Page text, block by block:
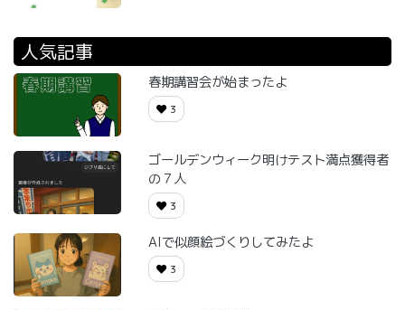
人気記事
春期講習会が始まったよ
3
ゴールデンウィーク明けテスト満点獲得者
の７人
3
AIで似顔絵づくりしてみたよ
3